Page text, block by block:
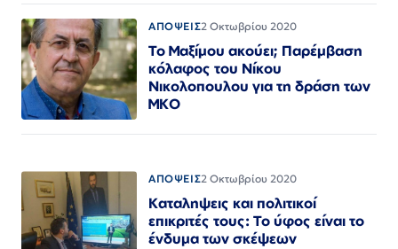
ΑΠΟΨΕΙΣ2 Οκτωβρίου 2020
Το Μαξίμου ακούει; Παρέμβαση
κόλαφος του Νίκου
Νικολοπουλου για τη δράση των
ΜΚΟ
ΑΠΟΨΕΙΣ2 Οκτωβρίου 2020
Καταληψεις και πολιτικοί
επικριτές τους: Το ύφος είναι το
ένδυμα των σκέψεων